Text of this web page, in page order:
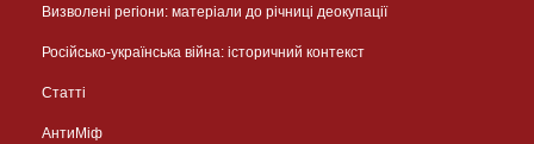
Визволені регіони: матеріали до річниці деокупації
Російсько-українська війна: історичний контекст
Статті
АнтиМіф